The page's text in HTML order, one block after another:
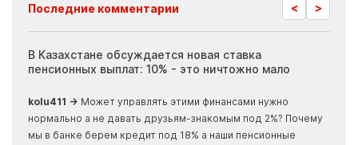
Последние комментарии < >
В Казахстане обсуждается новая ставка
пенсионных выплат: 10% - это ничтожно мало
kolu411 → Может управлять этими финансами нужно
нормально а не давать друзьям-знакомым под 2%? Почему
мы в банке берем кредит под 18% а наши пенсионные